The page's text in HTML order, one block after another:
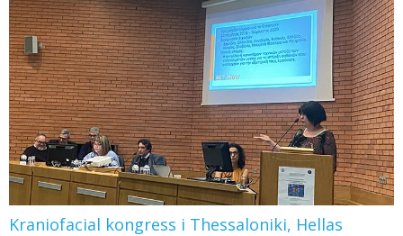
Kraniofacial kongress i Thessaloniki, Hellas